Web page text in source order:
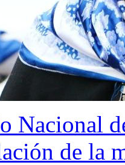
Nacional
de la